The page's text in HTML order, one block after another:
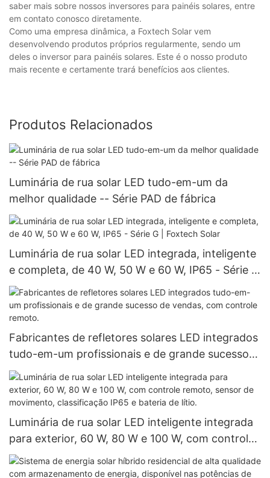
saber mais sobre nossos inversores para painéis solares, entre
em contato conosco diretamente.
Como uma empresa dinâmica, a Foxtech Solar vem
desenvolvendo produtos próprios regularmente, sendo um
deles o inversor para painéis solares. Este é o nosso produto
mais recente e certamente trará benefícios aos clientes.
Produtos Relacionados
Luminária de rua solar LED tudo-em-um da
melhor qualidade -- Série PAD de fábrica
Luminária de rua solar LED integrada, inteligente
e completa, de 40 W, 50 W e 60 W, IP65 - Série G
| Foxtech Solar
Fabricantes de refletores solares LED integrados
tudo-em-um profissionais e de grande sucesso
de vendas, com controle remoto.
Luminária de rua solar LED inteligente integrada
para exterior, 60 W, 80 W e 100 W, com controle
remoto, sensor de movimento, classificação IP65
e bateria de lítio.